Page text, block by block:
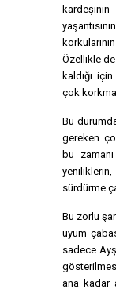
Özellikle
kaldığı
çok
Bu
gereken
bu
sürdürme
Bu zorlu
uyum
sadece
ana kadar